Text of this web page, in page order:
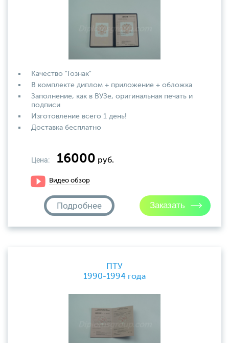
Качество "Гознак"
В комплекте диплом + приложение + обложка
Заполнение, как в ВУЗе, оригинальная печать и
подписи
Изготовление всего 1 день!
Доставка бесплатно
Цена: 16000 руб.
Видео обзор
Подробнее
ПТУ
1990-1994 года